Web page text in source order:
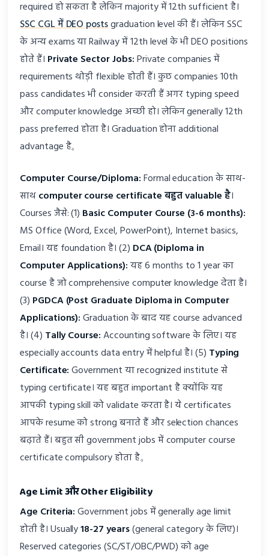
required हो सकता है लेकिन majority में 12th sufficient है।
SSC CGL में DEO postsgraduation level की हैं। लेकिन SSC
के अन्य exams या Railway में 12th level के भी DEO positions
होते हैं। Private Sector Jobs:Private companies में
requirements थोड़ी flexible होती हैं। कुछ companies 10th
pass candidates भी consider करती हैं अगर typing speed
और computer knowledge अच्छी हो। लेकिन generally 12th
pass preferred होता है। Graduation होना additional
advantage है。
Computer Course/Diploma:Formal education के साथ-
साथcomputer course certificate बहुत valuable है।
Courses जैसे: (1) Basic Computer Course (3-6 months):
MS Office (Word, Excel, PowerPoint), Internet basics,
Email। यह foundation है। (2) DCA (Diploma in
Computer Applications):यह 6 months to 1 year का
course है जो comprehensive computer knowledge देता है।
(3) PGDCA (Post Graduate Diploma in Computer
Applications):Graduation के बाद यह course advanced
है। (4) Tally Course:Accounting software के लिए। यह
especially accounts data entry में helpful है। (5) Typing
Certificate:Government या recognized institute से
typing certificate। यह बहुत important है क्योंकि यह
आपकी typing skill को validate करता है। ये certificates
आपके resume को strong बनाते हैं और selection chances
बढ़ाते हैं। बहुत सी government jobs में computer course
certificate compulsory होता है。
Age Limit और Other Eligibility
Age Criteria:Government jobs में generally age limit
होती है। Usually18-27 years(general category के लिए)।
Reserved categories (SC/ST/OBC/PWD) को age